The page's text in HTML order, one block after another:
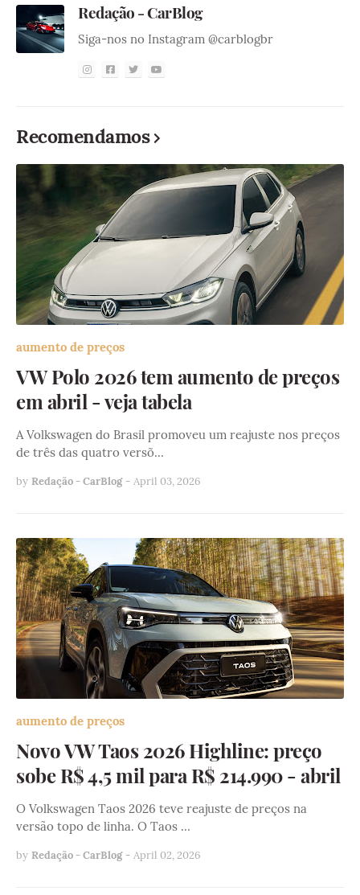
Redação - CarBlog
Siga-nos no Instagram @carblogbr
Recomendamos
aumento de preços
VW Polo 2026 tem aumento de preços
em abril - veja tabela
A Volkswagen do Brasil promoveu um reajuste nos preços
de três das quatro versõ…
by Redação - CarBlog - April 03, 2026
aumento de preços
Novo VW Taos 2026 Highline: preço
sobe R$ 4,5 mil para R$ 214.990 - abril
O Volkswagen Taos 2026 teve reajuste de preços na
versão topo de linha. O Taos …
by Redação - CarBlog - April 02, 2026